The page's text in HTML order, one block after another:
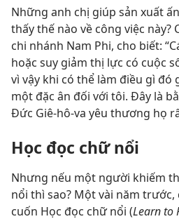
Những anh chị giúp sản xuất
thấy thế nào về công việc này?
chi nhánh Nam Phi, cho biết:
hoặc suy giảm thị lực có cuộc
vì vậy khi có thể làm điều gì đó
một đặc ân đối với tôi. Đây là
Đức Giê-hô-va yêu thương họ
Học đọc chữ nổi
Nhưng nếu một người khiếm
nổi thì sao? Một vài năm
cuốn Học đọc chữ nổi (Learn to